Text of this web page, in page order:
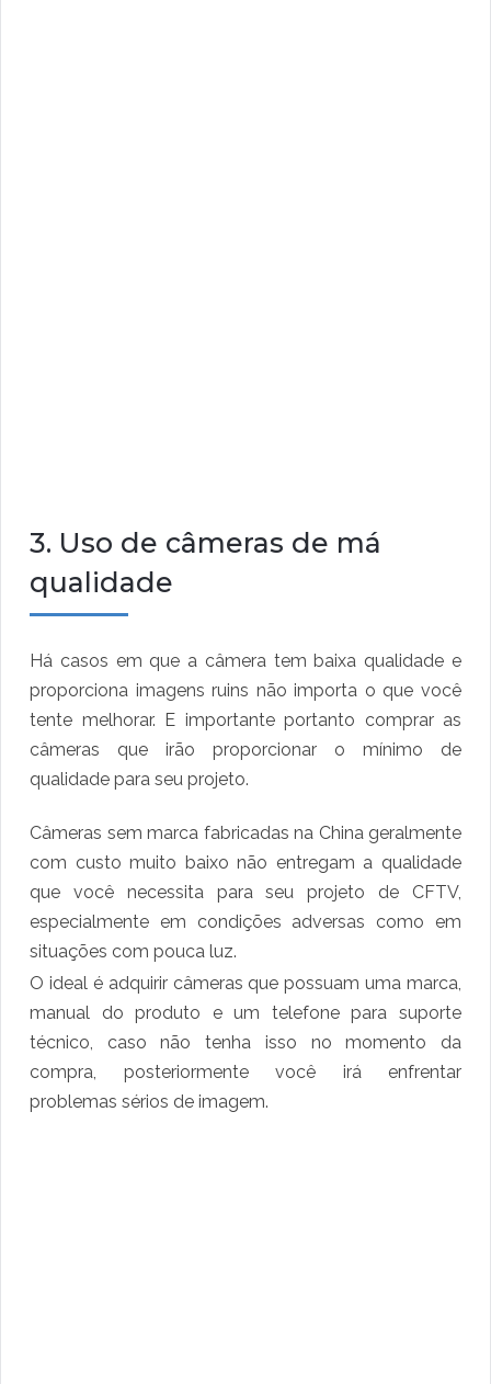
3. Uso de câmeras de má
qualidade
Há casos em que a câmera tem baixa qualidade e
proporciona imagens ruins não importa o que você
tente melhorar. E importante portanto comprar as
câmeras que irão proporcionar o mínimo de
qualidade para seu projeto.
Câmeras sem marca fabricadas na China geralmente
com custo muito baixo não entregam a qualidade
que você necessita para seu projeto de CFTV,
especialmente em condições adversas como em
situações com pouca luz.
O ideal é adquirir câmeras que possuam uma marca,
manual do produto e um telefone para suporte
técnico, caso não tenha isso no momento da
compra, posteriormente você irá enfrentar
problemas sérios de imagem.